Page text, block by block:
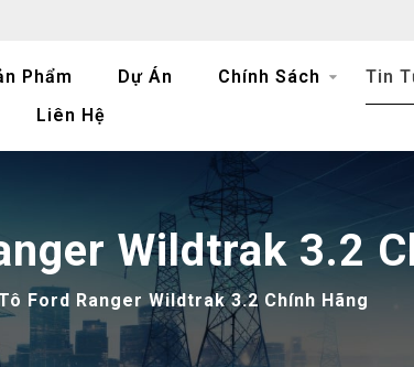
Phẩm Dự Án Chính Sách
Tin
Liên Hệ
Wildtrak 3.2
Ford Ranger Wildtrak 3.2 Chính Hãng